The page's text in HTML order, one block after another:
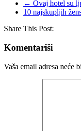
← Ovaj hotel su
10 najskupljih
Share This Post:
Komentariši
Vaša email adresa neće